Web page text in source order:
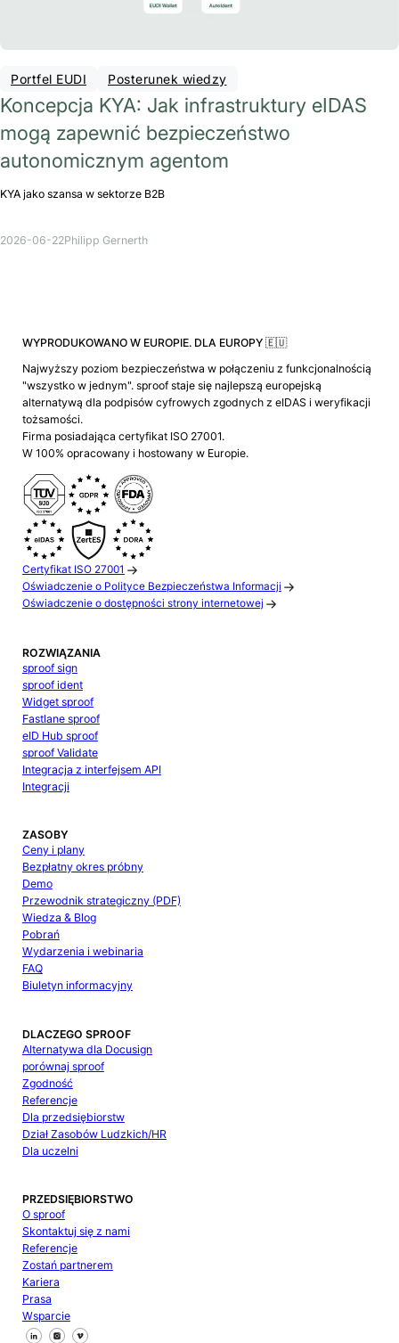
Portfel EUDI Posterunek wiedzy
Koncepcja KYA: Jak infrastruktury eIDAS
mogą zapewnić bezpieczeństwo
autonomicznym agentom
KYA jako szansa w sektorze B2B
2026-06-22Philipp Gernerth
WYPRODUKOWANO W EUROPIE. DLA EUROPY 🇪🇺
Najwyższy poziom bezpieczeństwa w połączeniu z funkcjonalnością
"wszystko w jednym". sproof staje się najlepszą europejską
alternatywą dla podpisów cyfrowych zgodnych z eIDAS i weryfikacji
tożsamości.
Firma posiadająca certyfikat ISO 27001.
W 100% opracowany i hostowany w Europie.
Certyfikat ISO 27001
Oświadczenie o Polityce Bezpieczeństwa Informacji
Oświadczenie o dostępności strony internetowej
ROZWIĄZANIA
sproof sign
sproof ident
Widget sproof
Fastlane sproof
eID Hub sproof
sproof Validate
Integracja z interfejsem API
Integracji
ZASOBY
Ceny i plany
Bezpłatny okres próbny
Demo
Przewodnik strategiczny (PDF)
Wiedza & Blog
Pobrań
Wydarzenia i webinaria
FAQ
Biuletyn informacyjny
DLACZEGO SPROOF
Alternatywa dla Docusign
porównaj sproof
Zgodność
Referencje
Dla przedsiębiorstw
Dział Zasobów Ludzkich/HR
Dla uczelni
PRZEDSIĘBIORSTWO
O sproof
Skontaktuj się z nami
Referencje
Zostań partnerem
Kariera
Prasa
Wsparcie
Śledź nas na Facebooku
Śledź nas na X
Śledź nas na LinkedIn